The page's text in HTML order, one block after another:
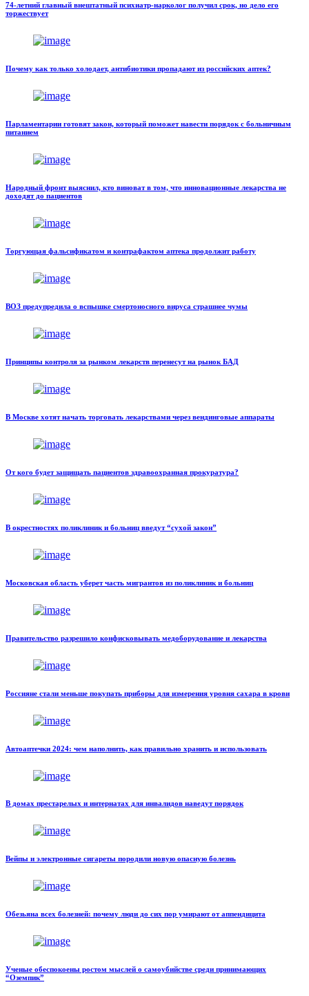
74-летний главный внештатный психиатр-нарколог получил срок, но дело его
торжествует
Почему как только холодает, антибиотики пропадают из российских аптек?
Парламентарии готовят закон, который поможет навести порядок с больничным
питанием
Народный фронт выяснил, кто виноват в том, что инновационные лекарства не
доходят до пациентов
Торгующая фальсификатом и контрафактом аптека продолжит работу
ВОЗ предупредила о вспышке смертоносного вируса страшнее чумы
Принципы контроля за рынком лекарств перенесут на рынок БАД
В Москве хотят начать торговать лекарствами через вендинговые аппараты
От кого будет защищать пациентов здравоохранная прокуратура?
В окрестностях поликлиник и больниц введут “сухой закон”
Московская область уберет часть мигрантов из поликлиник и больниц
Правительство разрешило конфисковывать медоборудование и лекарства
Россияне стали меньше покупать приборы для измерения уровня сахара в крови
Автоаптечки 2024: чем наполнить, как правильно хранить и использовать
В домах престарелых и интернатах для инвалидов наведут порядок
Вейпы и электронные сигареты породили новую опасную болезнь
Обезьяна всех болезней: почему люди до сих пор умирают от аппендицита
Ученые обеспокоены ростом мыслей о самоубийстве среди принимающих
“Оземпик”